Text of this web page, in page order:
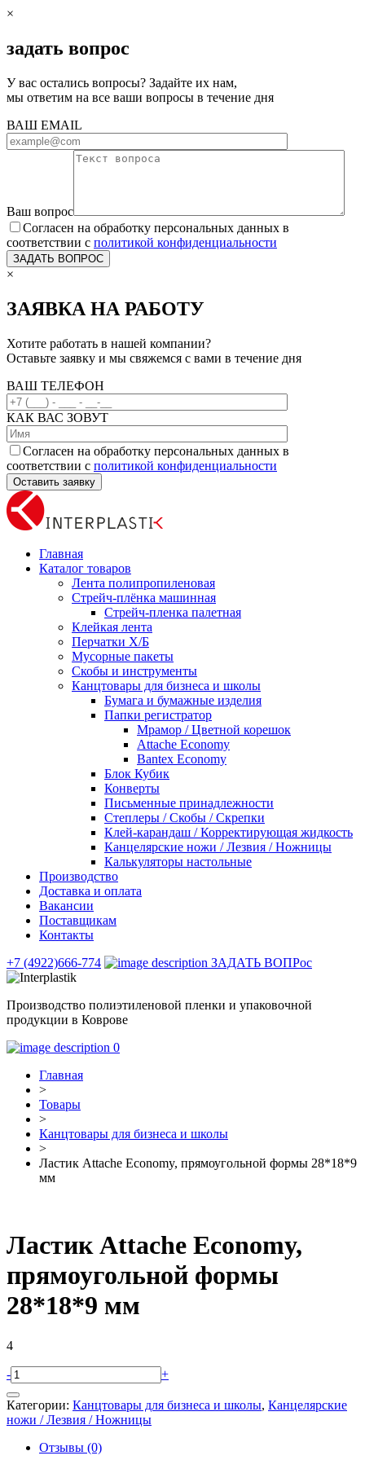
×
задать вопрос
У вас остались вопросы? Задайте их нам,
мы ответим на все ваши вопросы в течение дня
ВАШ EMAIL
Ваш вопрос
Согласен на обработку персональных данных в
соответствии с политикой конфиденциальности
×
ЗАЯВКА НА РАБОТУ
Хотите работать в нашей компании?
Оставьте заявку и мы свяжемся с вами в течение дня
ВАШ ТЕЛЕФОН
КАК ВАС ЗОВУТ
Согласен на обработку персональных данных в
соответствии с политикой конфиденциальности
Главная
Каталог товаров
Лента полипропиленовая
Стрейч-плёнка машинная
Стрейч-пленка палетная
Клейкая лента
Перчатки Х/Б
Мусорные пакеты
Скобы и инструменты
Канцтовары для бизнеса и школы
Бумага и бумажные изделия
Папки регистратор
Мрамор / Цветной корешок
Attache Economy
Bantex Economy
Блок Кубик
Конверты
Письменные принадлежности
Степлеры / Скобы / Скрепки
Клей-карандаш / Корректирующая жидкость
Канцелярские ножи / Лезвия / Ножницы
Калькуляторы настольные
Производство
Доставка и оплата
Вакансии
Поставщикам
Контакты
+7 (4922)666-774
ЗАДАТЬ ВОПРос
Производство полиэтиленовой пленки и упаковочной
продукции в Коврове
0
Главная
>
Товары
>
Канцтовары для бизнеса и школы
>
Ластик Attache Economy, прямоугольной формы 28*18*9
мм
Ластик Attache Economy,
прямоугольной формы
28*18*9 мм
4
- +
Категории: Канцтовары для бизнеса и школы, Канцелярские
ножи / Лезвия / Ножницы
Отзывы (0)